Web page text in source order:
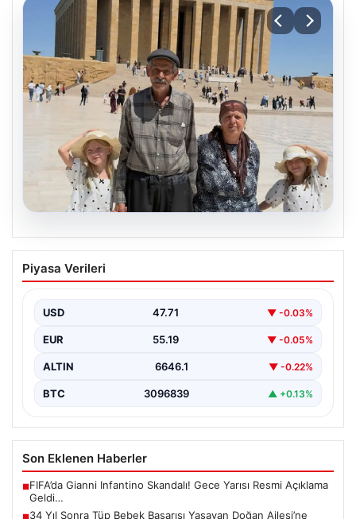
08.08.2026
34 Yıl Sonra Tüp Bebek Başarısı
Yaşayan Doğan Ailesi’ne Bakanlıktan
Uzun yıllardır çocuk özlemi çeken Adıyamanlı Doğan
Piyasa Verileri
USD 47.71 ▼ -0.03%
EUR 55.19 ▼ -0.05%
ALTIN 6646.1 ▼ -0.22%
BTC 3096839 ▲ +0.13%
Son Eklenen Haberler
■FIFA’da Gianni Infantino Skandalı! Gece Yarısı Resmi Açıklama
Geldi…
■34 Yıl Sonra Tüp Bebek Başarısı Yaşayan Doğan Ailesi’ne